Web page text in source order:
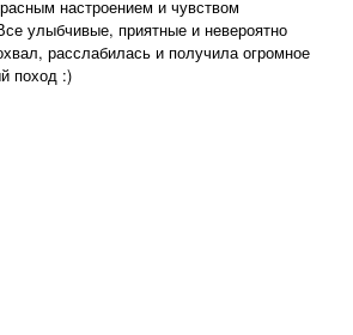
настроением и чувством
улыбчивые, приятные и невероятно
расслабилась и получила огромное
поход :)